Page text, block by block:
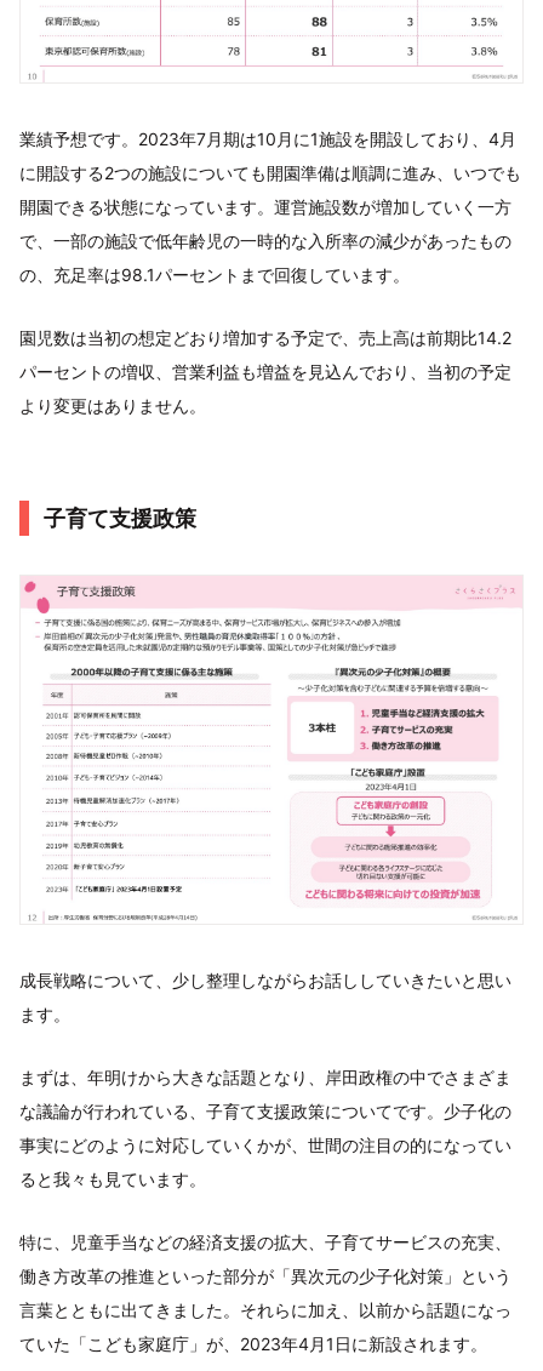
業績予想です。2023年7月期は10月に1施設を開設しており、4月
に開設する2つの施設についても開園準備は順調に進み、いつでも
開園できる状態になっています。運営施設数が増加していく一方
で、一部の施設で低年齢児の一時的な入所率の減少があったもの
の、充足率は98.1パーセントまで回復しています。
園児数は当初の想定どおり増加する予定で、売上高は前期比14.2
パーセントの増収、営業利益も増益を見込んでおり、当初の予定
より変更はありません。
子育て支援政策
成長戦略について、少し整理しながらお話ししていきたいと思い
ます。
まずは、年明けから大きな話題となり、岸田政権の中でさまざま
な議論が行われている、子育て支援政策についてです。少子化の
事実にどのように対応していくかが、世間の注目の的になってい
ると我々も見ています。
特に、児童手当などの経済支援の拡大、子育てサービスの充実、
働き方改革の推進といった部分が「異次元の少子化対策」という
言葉とともに出てきました。それらに加え、以前から話題になっ
ていた「こども家庭庁」が、2023年4月1日に新設されます。